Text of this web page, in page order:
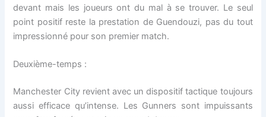
devant mais les joueurs ont du mal à se trouver. Le seul
point positif reste la prestation de Guendouzi, pas du tout
impressionné pour son premier match.
Deuxième-temps :
Manchester City revient avec un dispositif tactique toujours
aussi efficace qu’intense. Les Gunners sont impuissants